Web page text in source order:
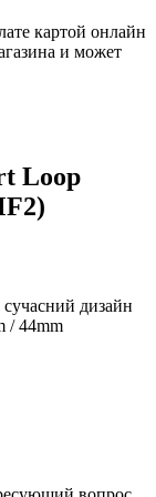
картой онлайн
и может
Loop
сучасний дизайн
/ 44mm